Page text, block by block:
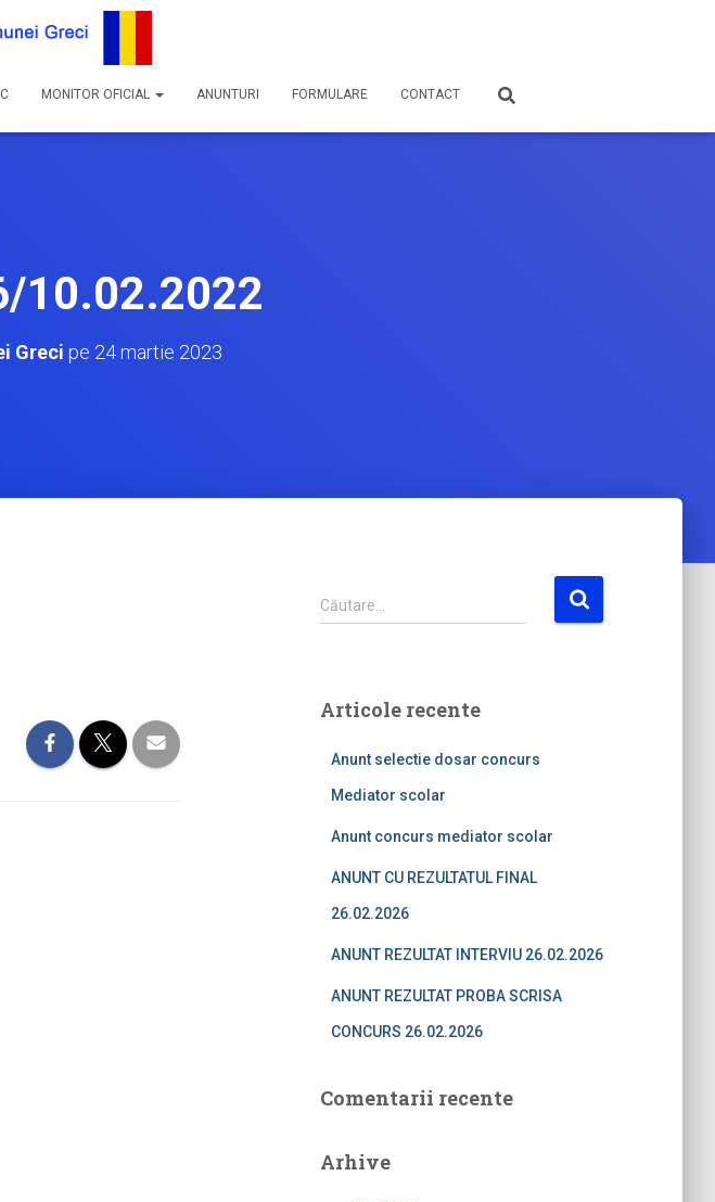
MONITOR OFICIAL ANUNTURI FORMULARE CONTACT
10.02.2022
Greci pe 24 martie 2023
C
a
d
Căutare…
Articole recente
Anunt selectie dosar concurs
Mediator scolar
Anunt concurs mediator scolar
ANUNT CU REZULTATUL FINAL
26.02.2026
ANUNT REZULTAT INTERVIU 26.02.2026
ANUNT REZULTAT PROBA SCRISA
CONCURS 26.02.2026
Comentarii recente
Arhive